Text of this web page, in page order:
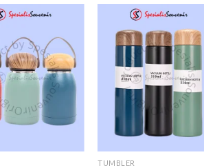
Add to
wishlist
Add
TUMBLER